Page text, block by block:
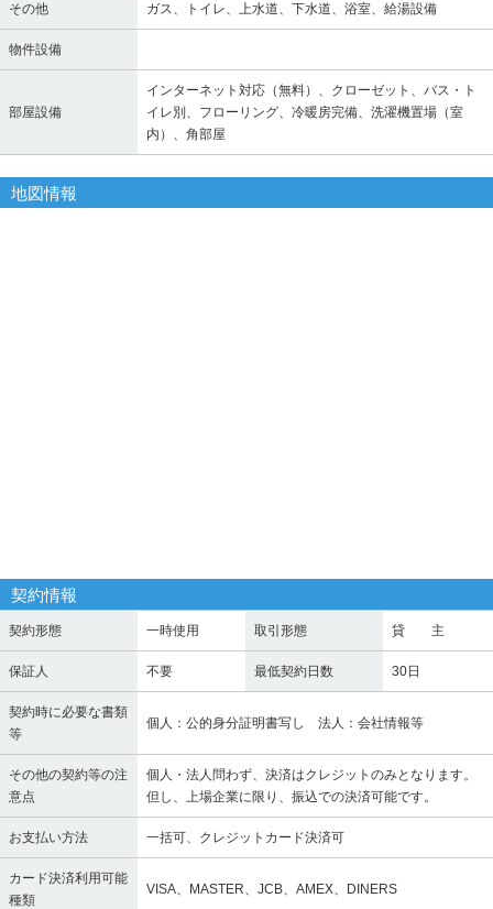
その他 ガス、トイレ、上水道、下水道、浴室、給湯設備
物件設備
部屋設備
インターネット対応（無料）、クローゼット、バス・ト
イレ別、フローリング、冷暖房完備、洗濯機置場（室
内）、角部屋
地図情報
契約情報
契約形態 一時使用 取引形態 貸 主
保証人 不要 最低契約日数 30日
契約時に必要な書類
等
個人：公的身分証明書写し 法人：会社情報等
その他の契約等の注
意点
個人・法人問わず、決済はクレジットのみとなります。
但し、上場企業に限り、振込での決済可能です。
お支払い方法 一括可、クレジットカード決済可
カード決済利用可能
種類
VISA、MASTER、JCB、AMEX、DINERS